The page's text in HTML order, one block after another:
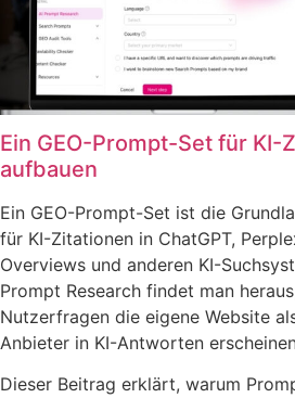
Ein GEO-Prompt-Set für KI-
aufbauen
Ein GEO-Prompt-Set ist die
für KI-Zitationen in ChatGPT,
Overviews und anderen KI-
Prompt Research findet man
Nutzerfragen die eigene Website
Anbieter in KI-Antworten
Dieser Beitrag erklärt, warum